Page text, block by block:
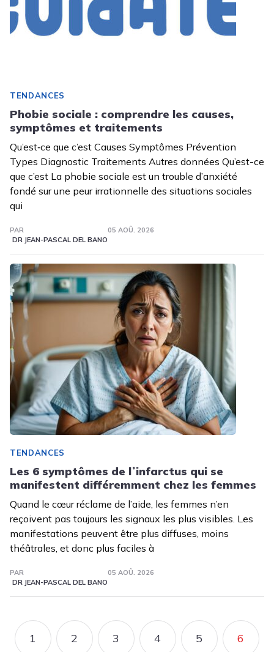
TENDANCES
Phobie sociale : comprendre les causes,
symptômes et traitements
Qu’est‑ce que c’est Causes Symptômes Prévention
Types Diagnostic Traitements Autres données Qu’est-ce
que c’est La phobie sociale est un trouble d’anxiété
fondé sur une peur irrationnelle des situations sociales
qui
PAR
DR JEAN-PASCAL DEL BANO
05 AOÛ. 2026
TENDANCES
Les 6 symptômes de lʼinfarctus qui se
manifestent différemment chez les femmes
Quand le cœur réclame de l’aide, les femmes n’en
reçoivent pas toujours les signaux les plus visibles. Les
manifestations peuvent être plus diffuses, moins
théâtrales, et donc plus faciles à
PAR
DR JEAN-PASCAL DEL BANO
05 AOÛ. 2026
Pagination
PAGE
1 PAGE
2 PAGE
3 PAGE
4 PAGE
5 6